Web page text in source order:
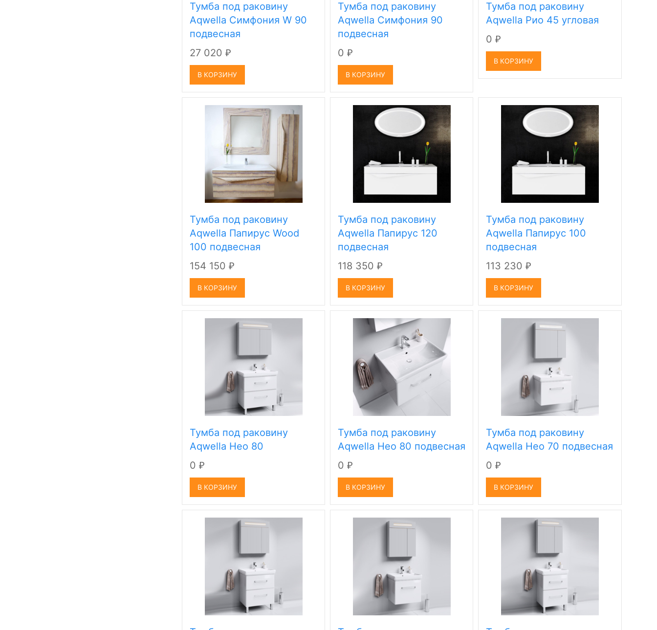
Тумба под раковину
Aqwella Симфония W 90
подвесная
27 020 ₽
В КОРЗИНУ
Тумба под раковину
Aqwella Симфония 90
подвесная
0₽
В КОРЗИНУ
Тумба под раковину
Aqwella Рио 45 угловая
0₽
В КОРЗИНУ
Тумба под раковину
Aqwella Папирус Wood
100 подвесная
154 150 ₽
В КОРЗИНУ
Тумба под раковину
Aqwella Папируc 120
подвесная
118 350₽
В КОРЗИНУ
Тумба под раковину
Aqwella Папируc 100
подвесная
113 230₽
В КОРЗИНУ
Тумба под раковину
Aqwella Нео 80
0 ₽
В КОРЗИНУ
Тумба под раковину
Aqwella Нео 80 подвесная
0₽
В КОРЗИНУ
Тумба под раковину
Aqwella Нео 70 подвесная
0₽
В КОРЗИНУ